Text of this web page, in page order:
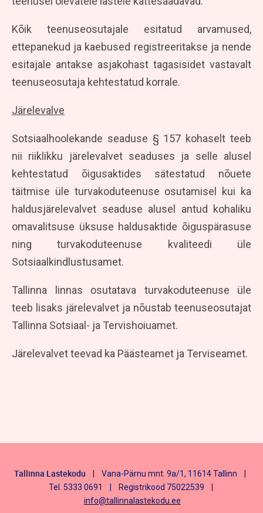
Kõik teenuseosutajale esitatud arvamused,
ettepanekud ja kaebused registreeritakse ja nende
esitajale antakse asjakohast tagasisidet vastavalt
teenuseosutaja kehtestatud korrale.
Järelevalve
Sotsiaalhoolekande seaduse § 157 kohaselt teeb
nii riiklikku järelevalvet seaduses ja selle alusel
kehtestatud õigusaktides sätestatud nõuete
täitmise üle turvakoduteenuse osutamisel kui ka
haldusjärelevalvet seaduse alusel antud kohaliku
omavalitsuse üksuse haldusaktide õiguspärasuse
ning turvakoduteenuse kvaliteedi üle
Sotsiaalkindlustusamet.
Tallinna linnas osutatava turvakoduteenuse üle
teeb lisaks järelevalvet ja nõustab teenuseosutajat
Tallinna Sotsiaal- ja Tervishoiuamet.
Järelevalvet teevad ka Päästeamet ja Terviseamet.
Tallinna Lastekodu | Vana-Pärnu mnt. 9a/1, 11614 Tallinn |
Tel. 5333 0691 | Registrikood 75022539 |
info@tallinnalastekodu.ee